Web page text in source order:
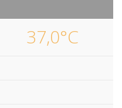
37,0°C